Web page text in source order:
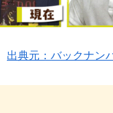
出典元：バックナン